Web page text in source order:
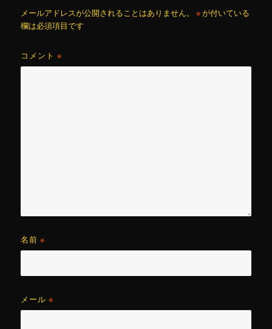
メールアドレスが公開されることはありません。 ※が付いている
欄は必須項目です
コメント※
名前※
メール※